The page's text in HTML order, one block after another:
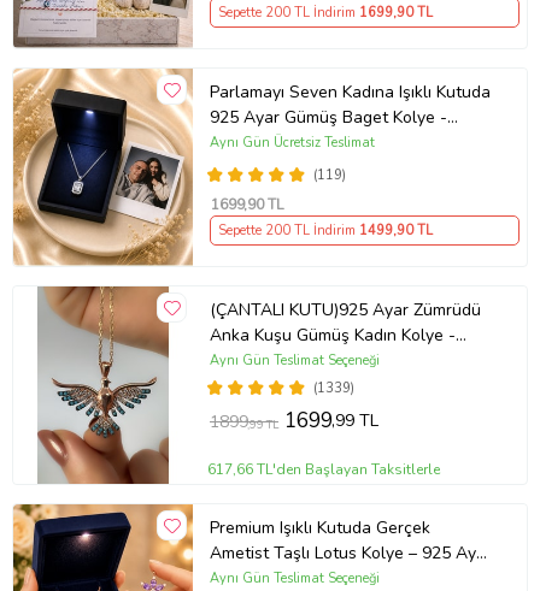
Sepette 200 TL İndirim 1699,90 TL
Parlamayı Seven Kadına Işıklı Kutuda
925 Ayar Gümüş Baget Kolye -
Kişiye Özel Fotoğraf Hediye
(119)
Aynı Gün Ücretsiz Teslimat
1699,90 TL
Sepette 200 TL İndirim 1499,90 TL
(ÇANTALI KUTU)925 Ayar Zümrüdü
Anka Kuşu Gümüş Kadın Kolye -
MAVİ
(1339)
Aynı Gün Teslimat Seçeneği
1899,99 TL 1699,99 TL
617,66 TL'den Başlayan Taksitlerle
Premium Işıklı Kutuda Gerçek
Ametist Taşlı Lotus Kolye – 925 Ayar
Gümüş Kadın Kolye
Aynı Gün Teslimat Seçeneği